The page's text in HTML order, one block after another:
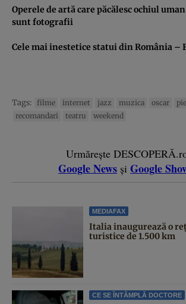
Operele de artă care păcălesc ochiul
sunt fotografii
Cele mai inestetice statui din România –
Tags: filme internet jazz muzica oscar
recomandari
teatru weekend
Urmărește
Google News și Google
MEDIAFAX
Italia inaugurează o
turistice de 1.500 km
CE SE ÎNTÂMPLĂ DOCTORE